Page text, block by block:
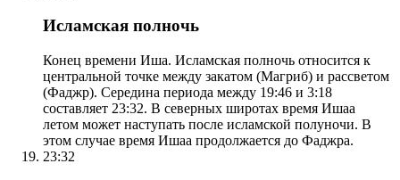
Исламская полночь
Конец времени Иша. Исламская полночь относится к
центральной точке между закатом (Магриб) и рассветом
(Фаджр). Середина периода между 19:46 и 3:18
составляет 23:32. В северных широтах время Ишаа
летом может наступать после исламской полуночи. В
этом случае время Ишаа продолжается до Фаджра.
23:32